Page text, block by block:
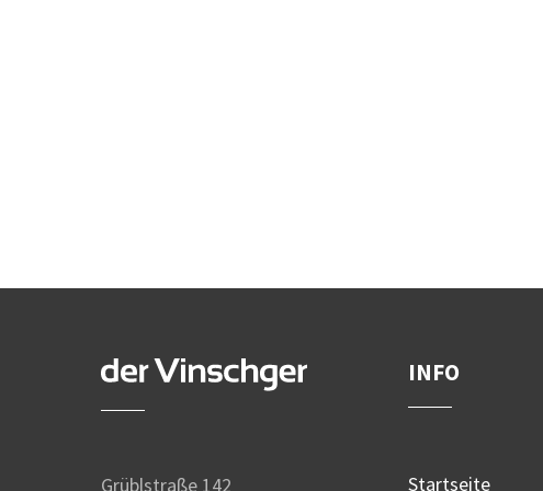
Grüblstraße 142
INFO
Startseite